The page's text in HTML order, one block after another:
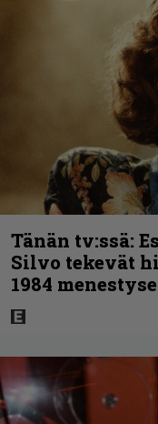
Tänän tv:ssä:
Silvo tekevät
1984